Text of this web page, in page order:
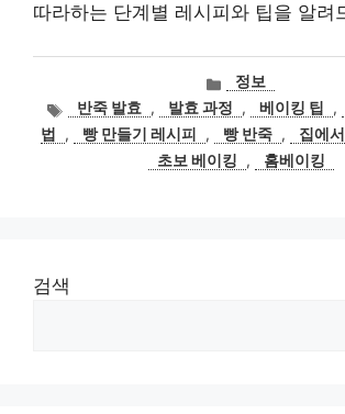
따라하는 단계별 레시피와 팁을 알려
카
테
고
리
정보
태반죽 발효 , 발효 과정 , 베이킹 팁 ,
법
, 빵 만들기 레시피 , 빵 반죽 , 집에
초보 베이킹
, 홈베이킹
검색